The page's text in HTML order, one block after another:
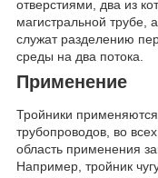
отверстиями, два из
магистральной трубе,
служат разделению
среды на два потока.
Применение
Тройники применяются
трубопроводов, во
область применения
Например, тройник